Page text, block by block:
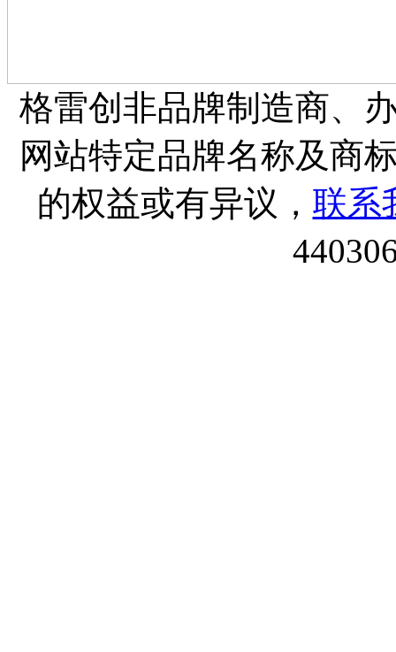
格雷创非品牌制造商、
网站特定品牌名称及商
的权益或有异议， 联系